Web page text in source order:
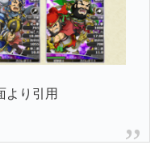
より引用